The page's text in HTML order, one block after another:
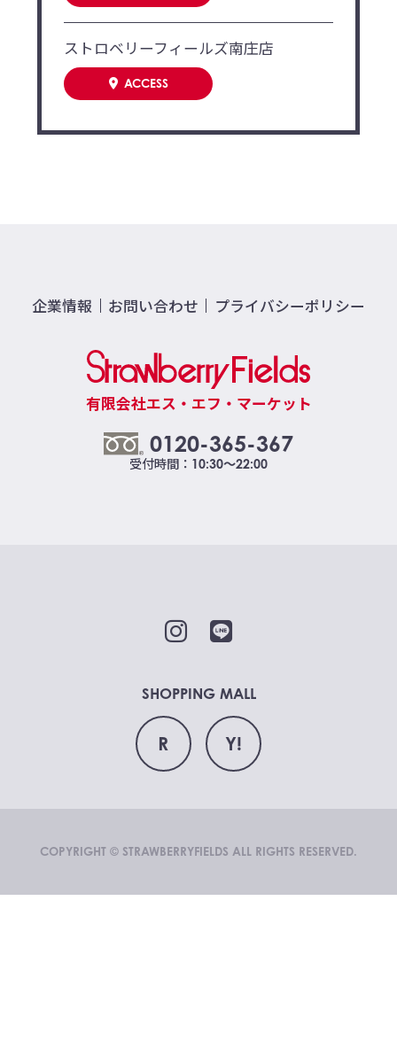
ストロベリーフィールズ南庄店
ACCESS
企業情報 お問い合わせ プライバシーポリシー
有限会社エス・エフ・マーケット
0120-365-367
受付時間： 10:30～22:00
SHOPPING MALL
R Y!
COPYRIGHT © STRAWBERRYFIELDS ALL RIGHTS RESERVED.